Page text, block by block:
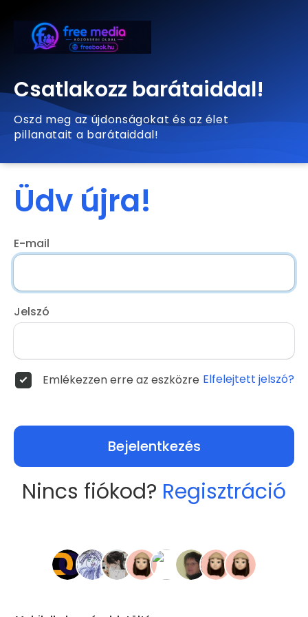
Csatlakozz barátaiddal!
Oszd meg az újdonságokat és az élet
pillanatait a barátaiddal!
Üdv újra!
E-mail
Jelszó
Emlékezzen erre az eszközre Elfelejtett jelszó?
Bejelentkezés
Nincs fiókod? Regisztráció